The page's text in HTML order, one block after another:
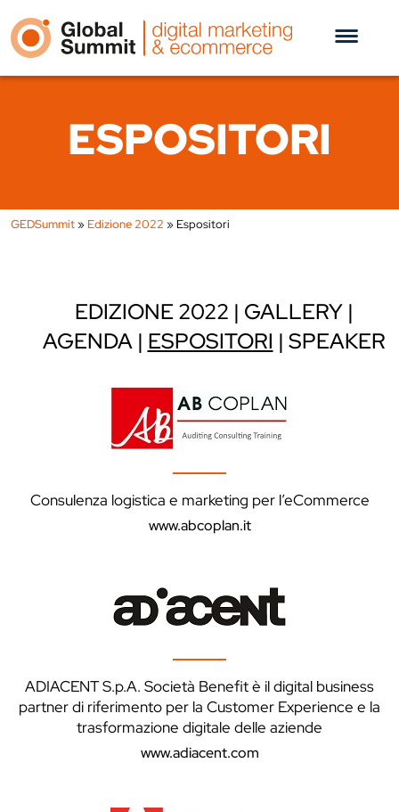
ESPOSITORI
GEDSummit» Edizione 2022 » Espositori
EDIZIONE 2022
GALLERY
AGENDA ESPOSITORI SPEAKER
Consulenza logistica e marketing per l’eCommerce
www.abcoplan.it
ADIACENT S.p.A. Società Benefit è il digital business
partner di riferimento per la Customer Experience e la
trasformazione digitale delle aziende
www.adiacent.com